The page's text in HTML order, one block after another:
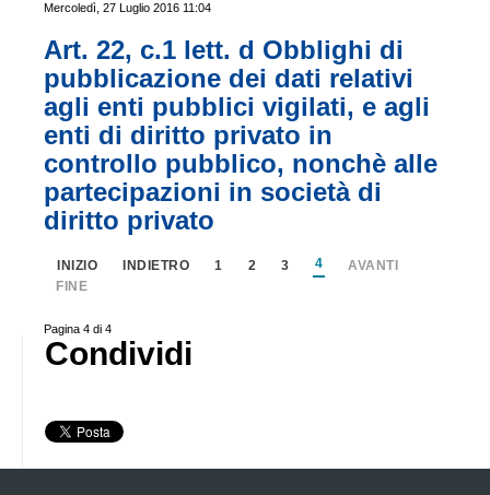
Mercoledì, 27 Luglio 2016 11:04
Art. 22, c.1 lett. d Obblighi di
pubblicazione dei dati relativi
agli enti pubblici vigilati, e agli
enti di diritto privato in
controllo pubblico, nonchè alle
partecipazioni in società di
diritto privato
INIZIO INDIETRO 1 2 3 4
AVANTI
FINE
Pagina 4 di 4
Condividi